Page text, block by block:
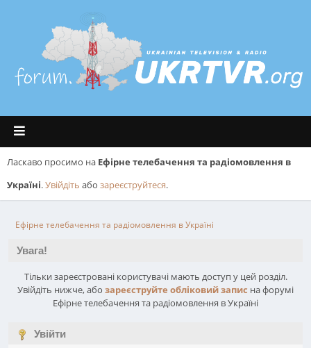
Ласкаво просимо на Ефірне телебачення та радіомовлення в
Україні.Увійдіть або зареєструйтеся.
Ефірне телебачення та радіомовлення в Україні
Увага!
Тільки зареєстровані користувачі мають доступ у цей розділ.
Увійдіть нижче, або зареєструйте обліковий запис на форумі
Ефірне телебачення та радіомовлення в Україні
Увійти